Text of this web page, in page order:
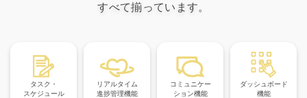
すべて揃っています。
タスク・
スケジュール
リアルタイム
進捗管理機能
コミュニケー
ション機能
ダッシュボード
機能